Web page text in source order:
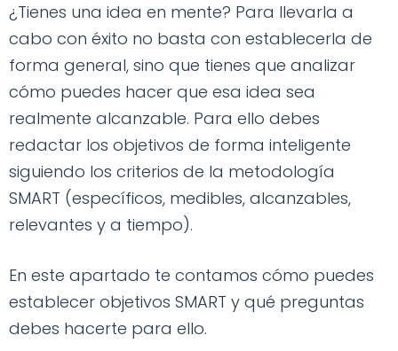
¿Tienes una idea en mente? Para llevarla a
cabo con éxito no basta con establecerla de
forma general, sino que tienes que analizar
cómo puedes hacer que esa idea sea
realmente alcanzable. Para ello debes
redactar los objetivos de forma inteligente
siguiendo los criterios de la metodología
SMART (específicos, medibles, alcanzables,
relevantes y a tiempo).
En este apartado te contamos cómo puedes
establecer objetivos SMART y qué preguntas
debes hacerte para ello.